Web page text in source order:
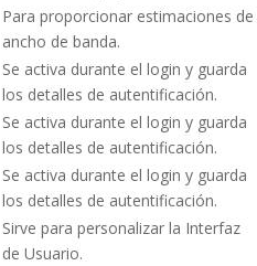
Para proporcionar estimaciones de
ancho de banda.
Se activa durante el login y guarda
los detalles de autentificación.
Se activa durante el login y guarda
los detalles de autentificación.
Se activa durante el login y guarda
los detalles de autentificación.
Sirve para personalizar la Interfaz
de Usuario.